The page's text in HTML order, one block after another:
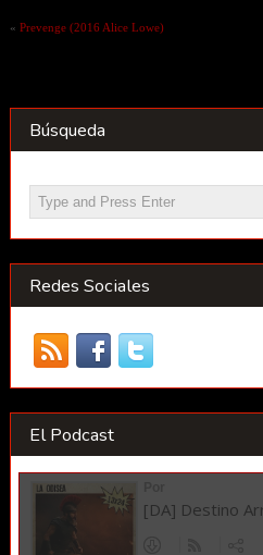
« Prevenge (2016 Alice Lowe)
Búsqueda
Redes Sociales
El Podcast